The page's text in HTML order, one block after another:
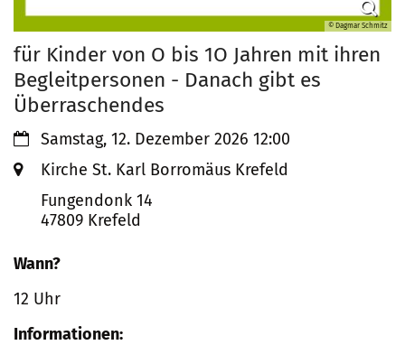
© Dagmar Schmitz
für Kinder von O bis 1O Jahren mit ihren
Begleitpersonen - Danach gibt es
Überraschendes
Datum:Samstag, 12. Dezember 2026 12:00
Ort: Kirche St. Karl Borromäus Krefeld
Fungendonk 14
47809 Krefeld
Wann?
12 Uhr
Informationen: